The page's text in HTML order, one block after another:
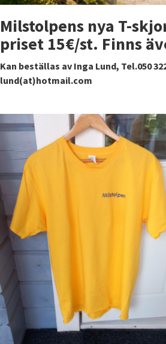
Milstolpens nya T-
priset 15€/st. Finns
Kan beställas av Inga Lund, Tel.050
lund(at)hotmail.com